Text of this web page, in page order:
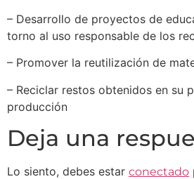
– Desarrollo de proyectos de
torno al uso responsable de los
– Promover la reutilización de
– Reciclar restos obtenidos en su
producción
Deja una
Lo siento, debes estar conectado